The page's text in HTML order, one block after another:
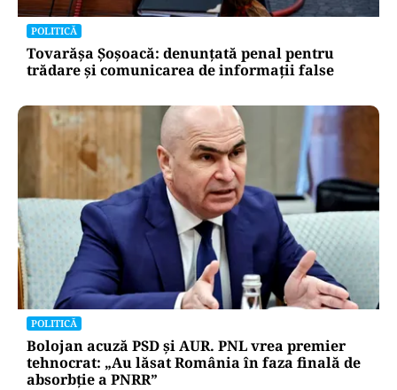
POLITICĂ
Tovarășa Șoșoacă: denunțată penal pentru
trădare și comunicarea de informații false
POLITICĂ
Bolojan acuză PSD și AUR. PNL vrea premier
tehnocrat: „Au lăsat România în faza finală de
absorbţie a PNRR”